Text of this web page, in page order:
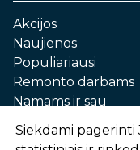
Akcijos
Naujienos
Populiariausi
Remonto darbams
Namams ir sau
Automobilių
Sodui ir daržui
Siekdami